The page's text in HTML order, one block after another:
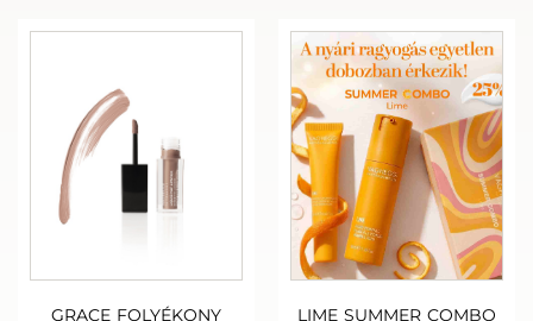
SUMMER PARADISE
NAPOZÓ MOUSSE
+
SUMMER
NAPOZÁS
GRACE FOLYÉKONY
LIME SUMMER COMBO